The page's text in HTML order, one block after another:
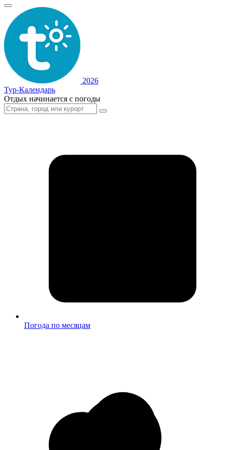
2026
Тур-Календарь
Отдых начинается с погоды
Погода по месяцам